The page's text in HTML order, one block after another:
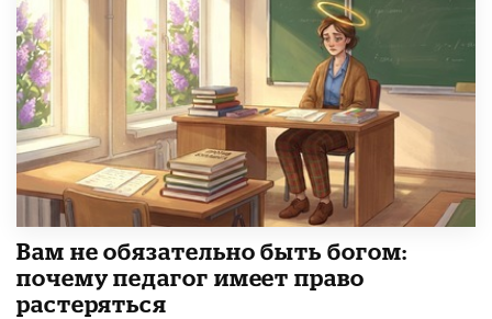
​Вам не обязательно быть богом:
почему педагог имеет право
растеряться